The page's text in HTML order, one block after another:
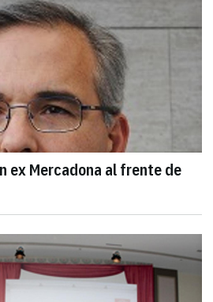
ex Mercadona al frente de